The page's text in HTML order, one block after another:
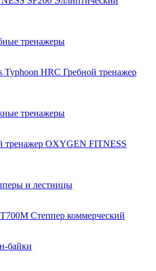
тренажеры
Typhoon HRC Гребной тренажер
тренажеры
OXYGEN FITNESS
и лестницы
Степпер коммерческий
байки